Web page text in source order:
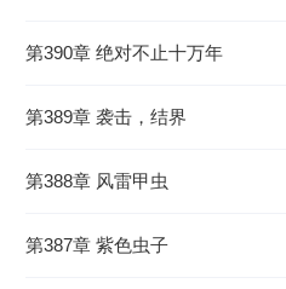
第390章 绝对不止十万年
第389章 袭击，结界
第388章 风雷甲虫
第387章 紫色虫子